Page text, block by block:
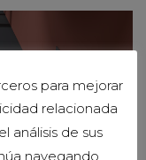
para mejorar
relacionada
análisis de sus
navegando,